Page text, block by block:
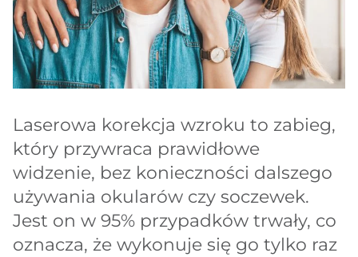
Laserowa korekcja wzroku to zabieg,
który przywraca prawidłowe
widzenie, bez konieczności dalszego
używania okularów czy soczewek.
Jest on w 95% przypadków trwały, co
oznacza, że wykonuje się go tylko raz